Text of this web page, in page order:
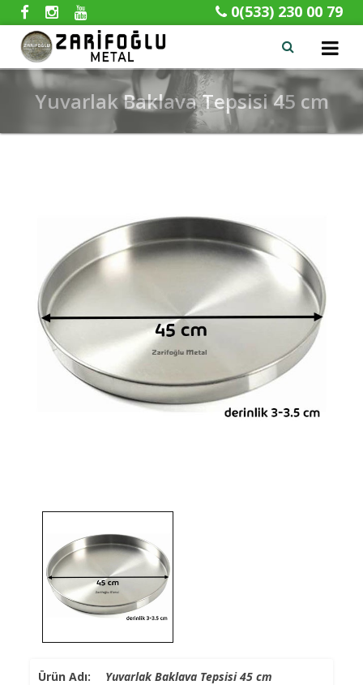
0(533) 230 00 79
x
Yuvarlak Baklava Tepsisi 45 cm
Ürün Adı: Yuvarlak Baklava Tepsisi 45 cm